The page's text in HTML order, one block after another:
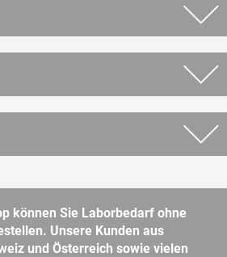
können Sie Laborbedarf ohne
Unsere Kunden aus
und Österreich sowie vielen